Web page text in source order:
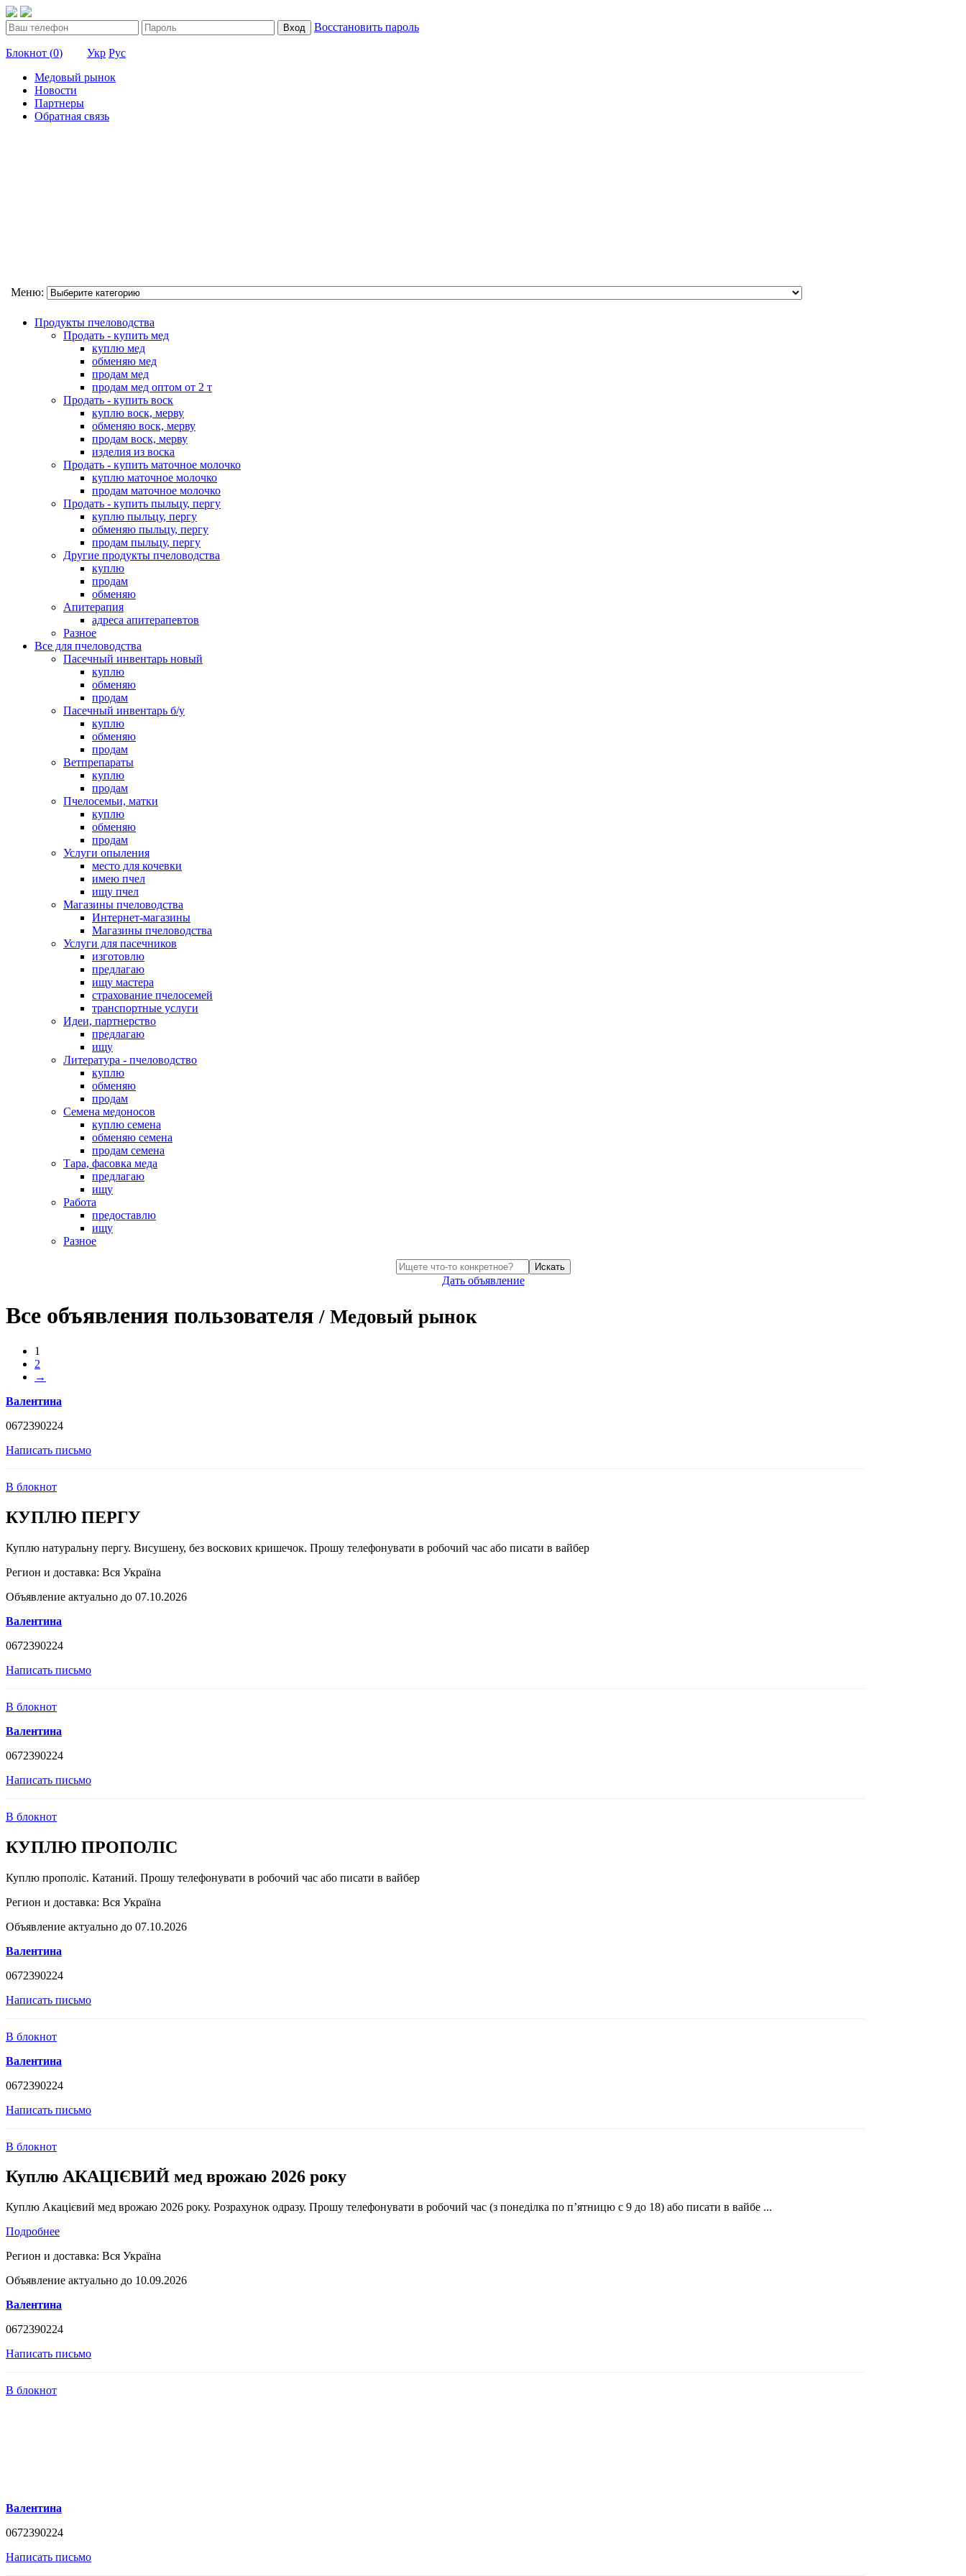
Вход Восстановить пароль
Блокнот (0) Укр Рус
Медовый рынок
Новости
Партнеры
Обратная связь
Меню:
Продукты пчеловодства
Продать - купить мед
куплю мед
обменяю мед
продам мед
продам мед оптом от 2 т
Продать - купить воск
куплю воск, мерву
обменяю воск, мерву
продам воск, мерву
изделия из воска
Продать - купить маточное молочко
куплю маточное молочко
продам маточное молочко
Продать - купить пыльцу, пергу
куплю пыльцу, пергу
обменяю пыльцу, пергу
продам пыльцу, пергу
Другие продукты пчеловодства
куплю
продам
обменяю
Апитерапия
адреса апитерапевтов
Разное
Все для пчеловодства
Пасечный инвентарь новый
куплю
обменяю
продам
Пасечный инвентарь б/у
куплю
обменяю
продам
Ветпрепараты
куплю
продам
Пчелосемьи, матки
куплю
обменяю
продам
Услуги опыления
место для кочевки
имею пчел
ищу пчел
Магазины пчеловодства
Интернет-магазины
Магазины пчеловодства
Услуги для пасечников
изготовлю
предлагаю
ищу мастера
страхование пчелосемей
транспортные услуги
Идеи, партнерство
предлагаю
ищу
Литература - пчеловодство
куплю
обменяю
продам
Семена медоносов
куплю семена
обменяю семена
продам семена
Тара, фасовка меда
предлагаю
ищу
Работа
предоставлю
ищу
Разное
Искать
Дать объявление
Все объявления пользователя/ Медовый рынок
1
2
→
Валентина
0672390224
Написать письмо
В блокнот
КУПЛЮ ПЕРГУ
Куплю натуральну пергу. Висушену, без воскових кришечок. Прошу телефонувати в робочий час або писати в вайбер
Регион и доставка: Вся Україна
Объявление актуально до 07.10.2026
Валентина
0672390224
Написать письмо
В блокнот
Валентина
0672390224
Написать письмо
В блокнот
КУПЛЮ ПРОПОЛІС
Куплю прополіс. Катаний. Прошу телефонувати в робочий час або писати в вайбер
Регион и доставка: Вся Україна
Объявление актуально до 07.10.2026
Валентина
0672390224
Написать письмо
В блокнот
Валентина
0672390224
Написать письмо
В блокнот
Куплю АКАЦІЄВИЙ мед врожаю 2026 року
Куплю Акацієвий мед врожаю 2026 року. Розрахунок одразу. Прошу телефонувати в робочий час (з понеділка по п’ятницю с 9 до 18) або писати в вайбе ...
Подробнее
Регион и доставка: Вся Україна
Объявление актуально до 10.09.2026
Валентина
0672390224
Написать письмо
В блокнот
Валентина
0672390224
Написать письмо